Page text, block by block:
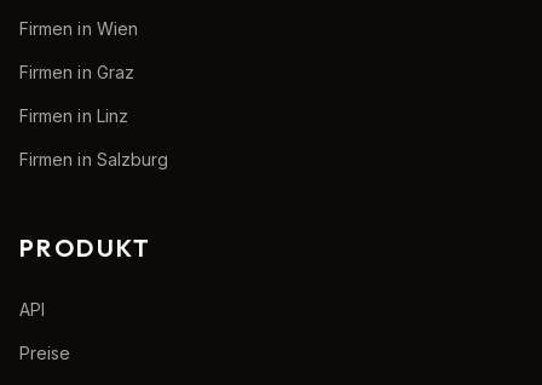
Firmen in Wien
Firmen in Graz
Firmen in Linz
Firmen in Salzburg
PRODUKT
API
Preise